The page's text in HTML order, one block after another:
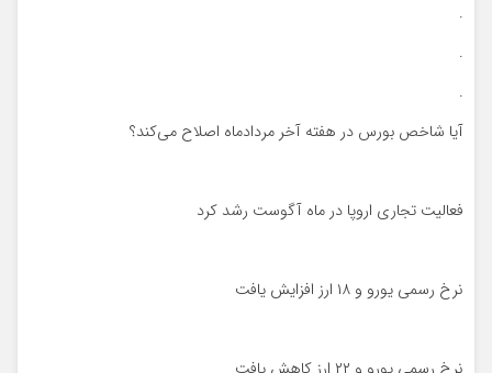
.
.
.
آیا شاخص بورس در هفته آخر مردادماه اصلاح می‌کند؟
فعالیت تجاری اروپا در ماه آگوست رشد کرد
نرخ رسمی یورو و ۱۸ ارز افزایش یافت